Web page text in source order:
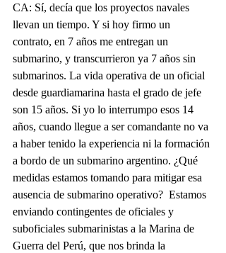
CA: Sí, decía que los proyectos navales
llevan un tiempo. Y si hoy firmo un
contrato, en 7 años me entregan un
submarino, y transcurrieron ya 7 años sin
submarinos. La vida operativa de un oficial
desde guardiamarina hasta el grado de jefe
son 15 años. Si yo lo interrumpo esos 14
años, cuando llegue a ser comandante no va
a haber tenido la experiencia ni la formación
a bordo de un submarino argentino. ¿Qué
medidas estamos tomando para mitigar esa
ausencia de submarino operativo?  Estamos
enviando contingentes de oficiales y
suboficiales submarinistas a la Marina de
Guerra del Perú, que nos brinda la